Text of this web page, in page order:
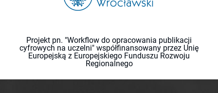
Projekt pn. "Workflow do opracowania publikacji
cyfrowych na uczelni" współfinansowany przez Unię
Europejską z Europejskiego Funduszu Rozwoju
Regionalnego